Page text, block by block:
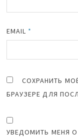
EMAIL *
СОХРАНИТЬ
БРАУЗЕРЕ ДЛЯ
УВЕДОМИТЬ МЕНЯ О